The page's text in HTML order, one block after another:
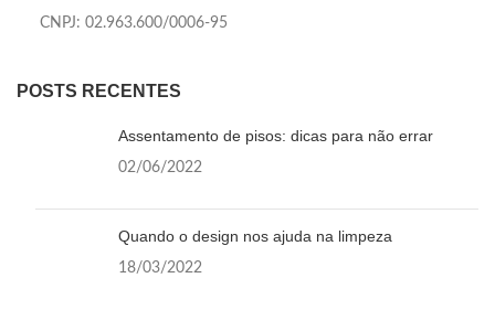
CNPJ: 02.963.600/0006-95
POSTS RECENTES
Assentamento de pisos: dicas para não errar
02/06/2022
Quando o design nos ajuda na limpeza
18/03/2022